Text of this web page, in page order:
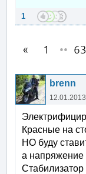
1
1 ••
brenn
Красные на
НО буду
а напряжение